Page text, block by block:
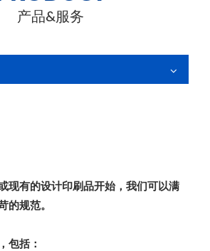
产品&服务
现有的设计印刷品开始，我们可以满
的规范。
包括：